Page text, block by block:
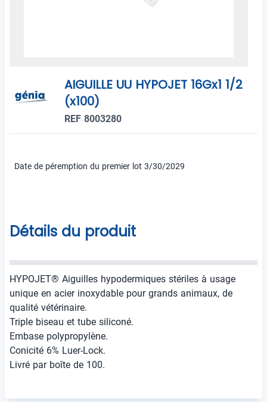
AIGUILLE UU HYPOJET 16Gx1 1/2
(x100)
REF 8003280
Date de péremption du premier lot 3/30/2029
Détails du produit
HYPOJET® Aiguilles hypodermiques stériles à usage
unique en acier inoxydable pour grands animaux, de
qualité vétérinaire.
Triple biseau et tube siliconé.
Embase polypropylène.
Conicité 6% Luer-Lock.
Livré par boîte de 100.